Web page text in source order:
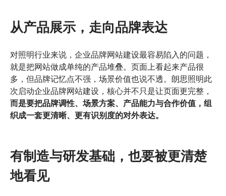
从产品展示，走向品牌表达
对照明行业来说，企业品牌网站建设最容易陷入的问题，
就是把网站做成单纯的产品堆叠。页面上看起来产品很
多，但品牌记忆点不强，场景价值也说不透。朗思照明此
次启动企业品牌网站建设，核心并不只是让页面更完整，
而是要把品牌调性、场景方案、产品能力与合作价值，组
织成一套更清晰、更有识别度的对外表达。
有制造与研发基础，也要被更清楚
地看见